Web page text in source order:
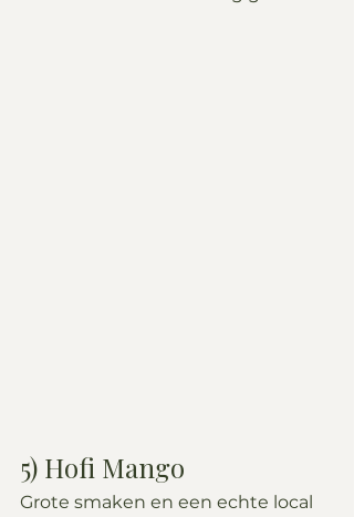
5) Hofi Mango
Grote smaken en een echte local